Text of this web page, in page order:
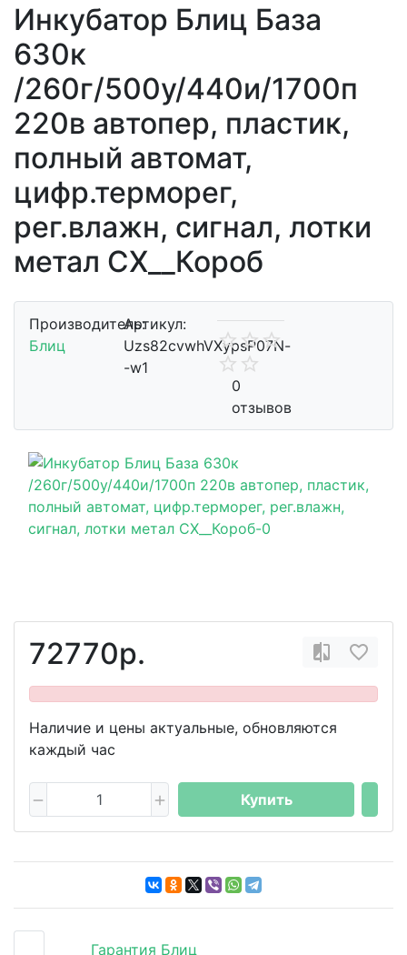
Инкубатор Блиц База
630к
/260г/500у/440и/1700п
220в автопер, пластик,
полный автомат,
цифр.терморег,
рег.влажн, сигнал, лотки
метал СХ__Короб
Производитель:
Блиц
Артикул:
Uzs82cvwhVXypsP07N-
-w1
0
отзывов
72770р.
Наличие и цены актуальные, обновляются
каждый час
Купить
Гарантия Блиц